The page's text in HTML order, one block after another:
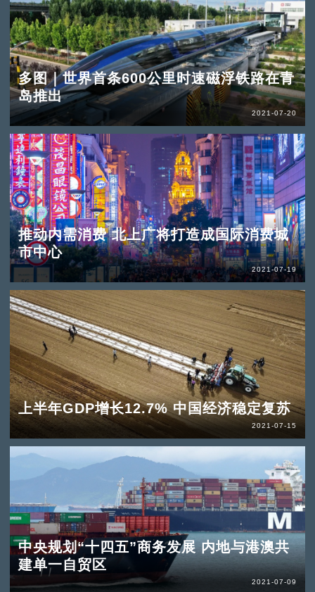
多图｜世界首条600公里时速磁浮铁路在青
岛推出
2021-07-20
推动内需消费 北上广将打造成国际消费城
市中心
2021-07-19
上半年GDP增长12.7% 中国经济稳定复苏
2021-07-15
中央规划“十四五”商务发展 内地与港澳共
建单一自贸区
2021-07-09